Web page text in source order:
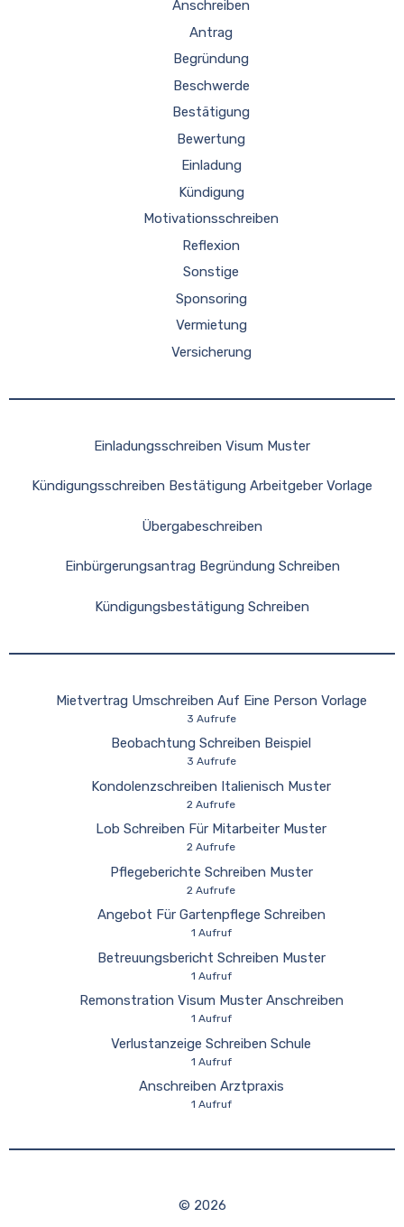
Anschreiben
Antrag
Begründung
Beschwerde
Bestätigung
Bewertung
Einladung
Kündigung
Motivationsschreiben
Reflexion
Sonstige
Sponsoring
Vermietung
Versicherung
Einladungsschreiben Visum Muster
Kündigungsschreiben Bestätigung Arbeitgeber Vorlage
Übergabeschreiben
Einbürgerungsantrag Begründung Schreiben
Kündigungsbestätigung Schreiben
Mietvertrag Umschreiben Auf Eine Person Vorlage
3 Aufrufe
Beobachtung Schreiben Beispiel
3 Aufrufe
Kondolenzschreiben Italienisch Muster
2 Aufrufe
Lob Schreiben Für Mitarbeiter Muster
2 Aufrufe
Pflegeberichte Schreiben Muster
2 Aufrufe
Angebot Für Gartenpflege Schreiben
1 Aufruf
Betreuungsbericht Schreiben Muster
1 Aufruf
Remonstration Visum Muster Anschreiben
1 Aufruf
Verlustanzeige Schreiben Schule
1 Aufruf
Anschreiben Arztpraxis
1 Aufruf
© 2026